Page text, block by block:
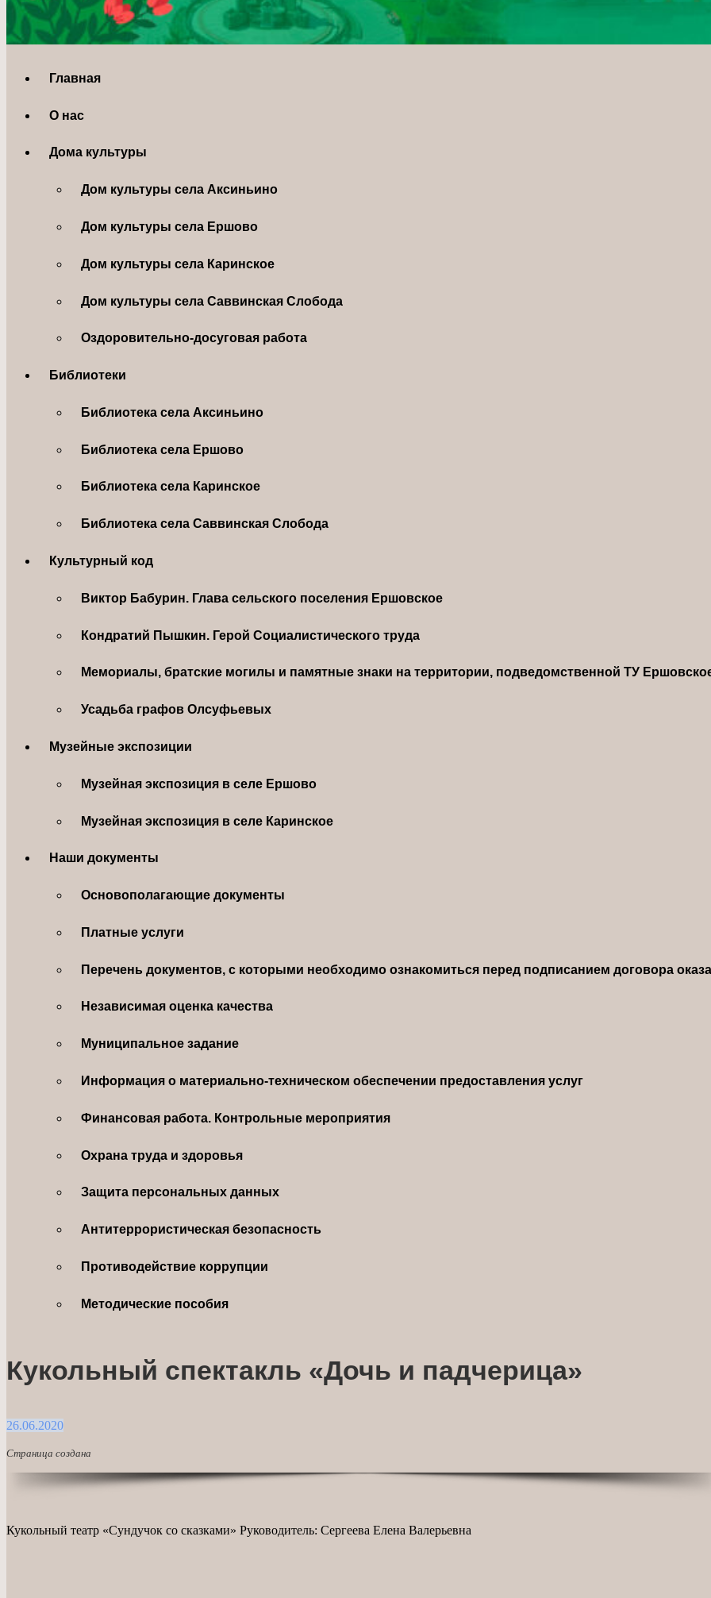
Главная
О нас
Дома культуры
Дом культуры села Аксиньино
Дом культуры села Ершово
Дом культуры села Каринское
Дом культуры села Саввинская Слобода
Оздоровительно-досуговая работа
Библиотеки
Библиотека села Аксиньино
Библиотека села Ершово
Библиотека села Каринское
Библиотека села Саввинская Слобода
Культурный код
Виктор Бабурин. Глава сельского поселения Ершовское
Кондратий Пышкин. Герой Социалистического труда
Мемориалы, братские могилы и памятные знаки на территории, подведомственной ТУ
Усадьба графов Олсуфьевых
Музейные экспозиции
Музейная экспозиция в селе Ершово
Музейная экспозиция в селе Каринское
Наши документы
Основополагающие документы
Платные услуги
Перечень документов, с которыми необходимо ознакомиться перед подписанием договора
Независимая оценка качества
Муниципальное задание
Информация о материально-техническом обеспечении предоставления услуг
Финансовая работа. Контрольные мероприятия
Охрана труда и здоровья
Защита персональных данных
Антитеррористическая безопасность
Противодействие коррупции
Методические пособия
Кукольный спектакль «Дочь и падчерица»
26.06.2020
Страница создана
Кукольный театр «Сундучок со сказками» Руководитель: Сергеева Елена Валерьевна